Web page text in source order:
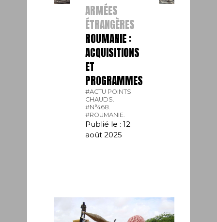
ARMÉES
ÉTRANGÈRES
ROUMANIE :
ACQUISITIONS
ET
PROGRAMMES
#ACTU POINTS
CHAUDS.
#N°468.
#ROUMANIE.
Publié le : 12
août 2025